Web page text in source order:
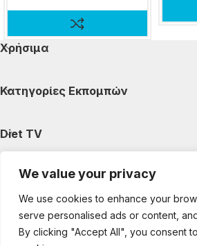
We value your privacy
We use cookies to enhance your
serve personalised ads or content,
By clicking "Accept All", you consent
Χρήσιμα
Κατηγορίες Εκπομπών
Diet TV
Κατηγορίες Άρθρων
Ακολουθήστε μας